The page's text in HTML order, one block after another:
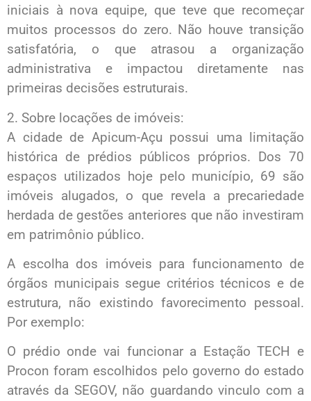
iniciais à nova equipe, que teve que recomeçar
muitos processos do zero. Não houve transição
satisfatória, o que atrasou a organização
administrativa e impactou diretamente nas
primeiras decisões estruturais.
2. Sobre locações de imóveis:
A cidade de Apicum-Açu possui uma limitação
histórica de prédios públicos próprios. Dos 70
espaços utilizados hoje pelo município, 69 são
imóveis alugados, o que revela a precariedade
herdada de gestões anteriores que não investiram
em patrimônio público.
A escolha dos imóveis para funcionamento de
órgãos municipais segue critérios técnicos e de
estrutura, não existindo favorecimento pessoal.
Por exemplo:
O prédio onde vai funcionar a Estação TECH e
Procon foram escolhidos pelo governo do estado
através da SEGOV, não guardando vinculo com a